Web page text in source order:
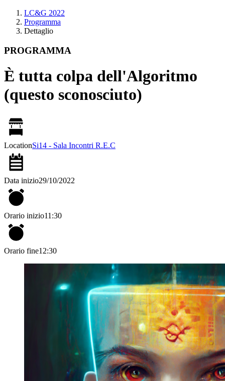
LC&G 2022
Programma
Dettaglio
PROGRAMMA
È tutta colpa dell'Algoritmo
(questo sconosciuto)
LocationSi14 - Sala Incontri R.E.C
Data inizio29/10/2022
Orario inizio11:30
Orario fine12:30